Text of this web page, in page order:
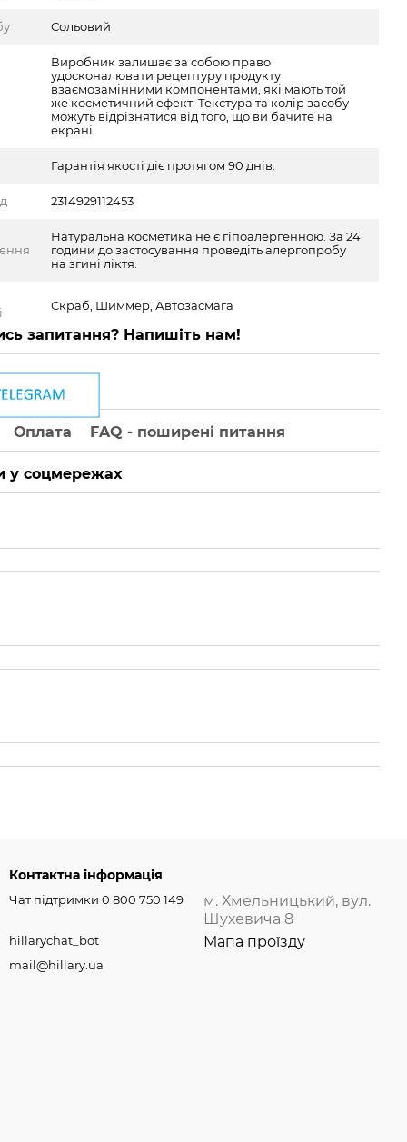
Сольовий
Виробник залишає за собою право
удосконалювати рецептуру продукту
взаємозамінними компонентами, які мають той
же косметичний ефект. Текстура та колір засобу
можуть відрізнятися від того, що ви бачите на
екрані.
Гарантія якості діє протягом 90 днів.
2314929112453
Натуральна косметика не є гіпоалергенною. За 24
години до застосування проведіть алергопробу
на згині ліктя.
Скраб, Шиммер, Автозасмагa
запитання? Напишіть нам!
Оплата FAQ - поширені питання
у соцмережах
Контактна інформація
Чат підтримки 0 800 750 149
hillarychat_bot
mail@hillary.ua
м. Хмельницький, вул.
Шухевича 8
Мапа проїзду